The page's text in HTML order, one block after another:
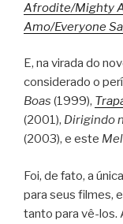
Afrodite/Mighty
Amo/Everyone
E, na virada do
considerado o
Boas (1999),
(2001), Dirigindo
(2003), e este
Foi, de fato, a
para seus filmes,
tanto para vê-los.